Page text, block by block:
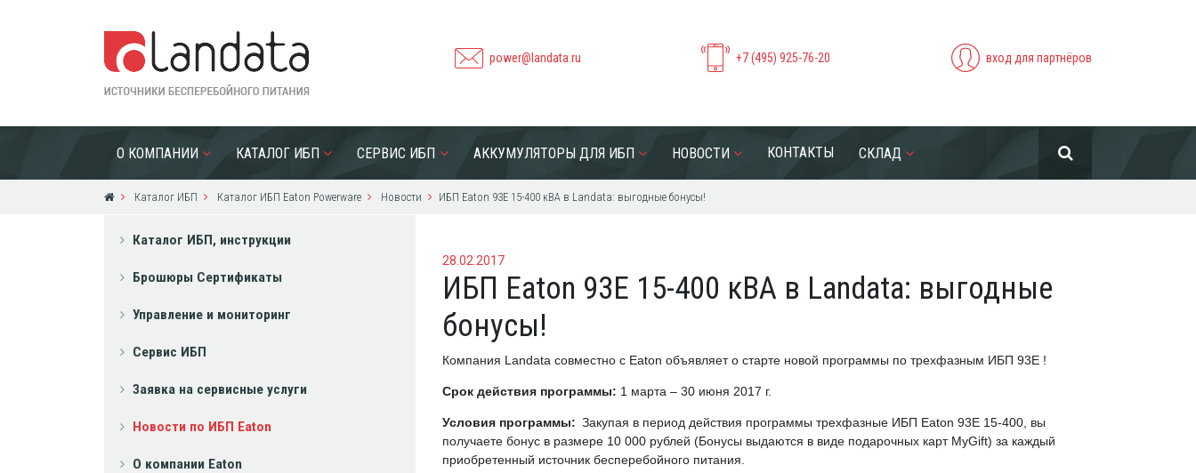
power@landata.ru +7 (495) 925-76-20 вход для партнёров
О КОМПАНИИ КАТАЛОГ ИБП СЕРВИС ИБП АККУМУЛЯТОРЫ ДЛЯ ИБП НОВОСТИ КОНТАКТЫ СКЛАД
Каталог ИБП Каталог ИБП Eaton Powerware Новости ИБП Eaton 93E 15-400 кВА в Landata: выгодные бонусы!
Каталог ИБП, инструкции
Брошюры Сертификаты
Управление и мониторинг
Сервис ИБП
Заявка на сервисные услуги
Новости по ИБП Eaton
О компании Eaton
28.02.2017
ИБП Eaton 93E 15-400 кВА в Landata: выгодные
бонусы!
Компания Landata совместно с Eaton объявляет о старте новой программы по трехфазным ИБП 93Е !
Срок действия программы: 1 марта – 30 июня 2017 г.
Условия программы: Закупая в период действия программы трехфазные ИБП Eaton 93E15-400, вы
получаете бонус в размере 10 000 рублей (Бонусы выдаются в виде подарочных карт MyGift) за каждый
приобретенный источник бесперебойного питания.